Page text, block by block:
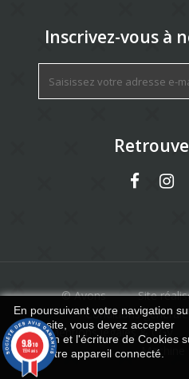
Inscrivez-vous à
© Avons
Site
Conditions
Mentions légales & CGV
Machine
En poursuivant votre navigation
ce site, vous devez accepter
l’utilisation et l'écriture de Cookies
votre appareil connecté.
9.8/10
1594 avis